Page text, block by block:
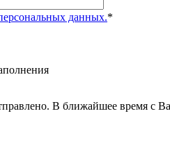
данных.*
В ближайшее время с